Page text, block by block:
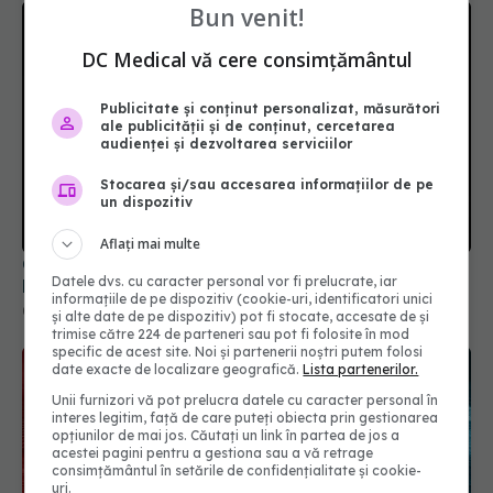
Colebil și Panzcebil, blocate la vânzare în
România. Anunțul făcut de Biofarm
04 aug 2026, 19:47
Bun venit!
DC Medical vă cere consimțământul
Publicitate și conținut personalizat, măsurători
ale publicității și de conținut, cercetarea
audienței și dezvoltarea serviciilor
Stocarea și/sau accesarea informațiilor de pe
un dispozitiv
Aflați mai multe
Datele dvs. cu caracter personal vor fi prelucrate, iar
informațiile de pe dispozitiv (cookie-uri, identificatori unici
și alte date de pe dispozitiv) pot fi stocate, accesate de și
trimise către 224 de parteneri sau pot fi folosite în mod
specific de acest site. Noi și partenerii noștri putem folosi
date exacte de localizare geografică.Lista partenerilor.
Unii furnizori vă pot prelucra datele cu caracter personal în
interes legitim, față de care puteți obiecta prin gestionarea
opțiunilor de mai jos. Căutați un link în partea de jos a
acestei pagini pentru a gestiona sau a vă retrage
consimțământul în setările de confidențialitate și cookie-
uri.